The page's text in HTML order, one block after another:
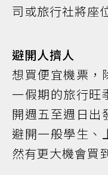
司或旅行社將座
避開人擠人
想買便宜機票，
一假期的旅行旺
開週五至週日出
避開一般學生、
然有更大機會買